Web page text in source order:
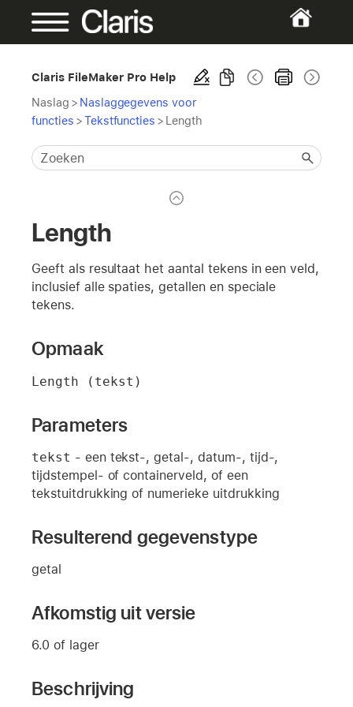
Claris FileMaker Pro Help
Naslag > Naslaggegevens voor
functies >Tekstfuncties > Length
Length
Geeft als resultaat het aantal tekens in een veld,
inclusief alle spaties, getallen en speciale
tekens.
Opmaak
Length (tekst)
Parameters
tekst - een tekst-, getal-, datum-, tijd-,
tijdstempel- of containerveld, of een
tekstuitdrukking of numerieke uitdrukking
Resulterend gegevenstype
getal
Afkomstig uit versie
6.0 of lager
Beschrijving